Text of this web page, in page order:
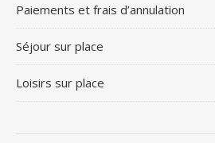
Paiements et frais d’annulation
Séjour sur place
Loisirs sur place